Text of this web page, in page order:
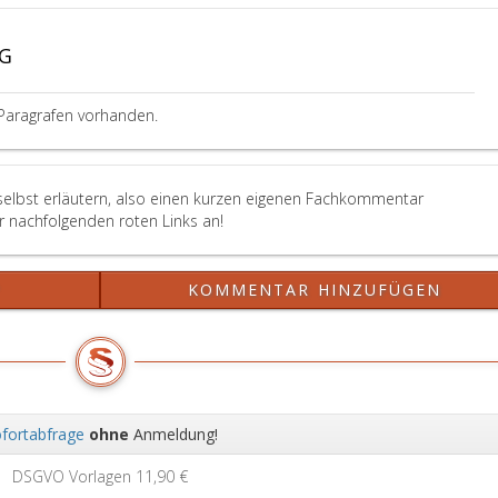
lassen
sonstigen
Vorkehrungen
eine
ordnungsgemäße
Abwicklung
Ausspielung
erwarten,
ist
das
(Paragraph
46,)
berechtigt,
vorhanden.
erläutern, also einen kurzen eigenen Fachkommentar
nachfolgenden roten Links an!
KOMMENTAR HINZUFÜGEN
ohne Anmeldung!
DSGVO Vorlagen 11,90 €